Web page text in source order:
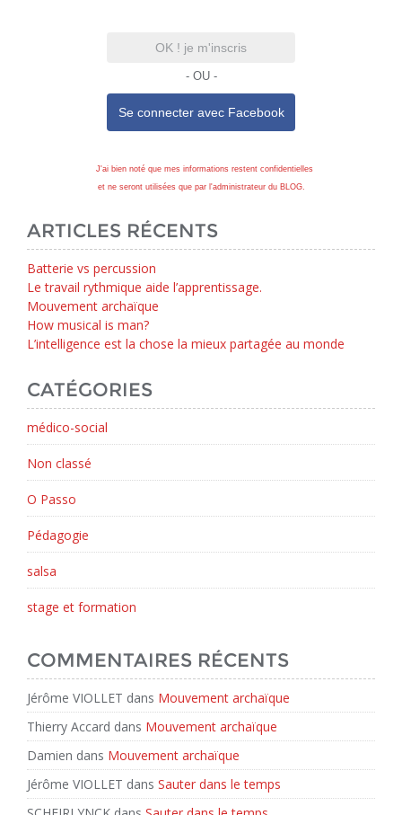
OK ! je m'inscris
- OU -
Se connecter avec Facebook
J'ai bien noté que mes informations restent confidentielles
et ne seront utilisées que par l'administrateur du BLOG.
ARTICLES RÉCENTS
Batterie vs percussion
Le travail rythmique aide l’apprentissage.
Mouvement archaïque
How musical is man?
L’intelligence est la chose la mieux partagée au monde
CATÉGORIES
médico-social
Non classé
O Passo
Pédagogie
salsa
stage et formation
COMMENTAIRES RÉCENTS
Jérôme VIOLLET dans Mouvement archaïque
Thierry Accard dans Mouvement archaïque
Damien dans Mouvement archaïque
Jérôme VIOLLET dans Sauter dans le temps